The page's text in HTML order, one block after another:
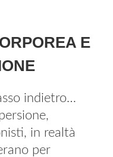
E
indietro…
in realtà
per